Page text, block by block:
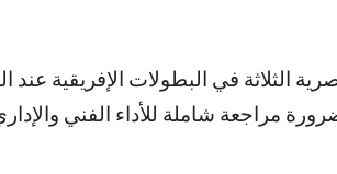
الثلاثة في البطولات الإفريقية عند
مراجعة شاملة للأداء الفني